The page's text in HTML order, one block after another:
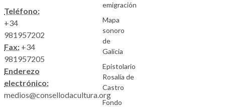
Teléfono:
+34
981957202
Fax: +34
981957205
Enderezo
electrónico:
medios@consellodacultura.org
emigración
Mapa
sonoro
de
Galicia
Epistolario
Rosalía de
Castro
Fondo